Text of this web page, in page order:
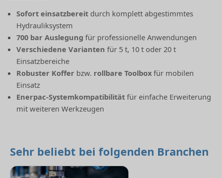
Sofort einsatzbereit durch komplett abgestimmtes
Hydrauliksystem
700 bar Auslegung für professionelle Anwendungen
Verschiedene Varianten für 5 t, 10 t oder 20 t
Einsatzbereiche
Robuster Koffer bzw. rollbare Toolbox für mobilen
Einsatz
Enerpac-Systemkompatibilität für einfache Erweiterung
mit weiteren Werkzeugen
Sehr beliebt bei folgenden Branchen